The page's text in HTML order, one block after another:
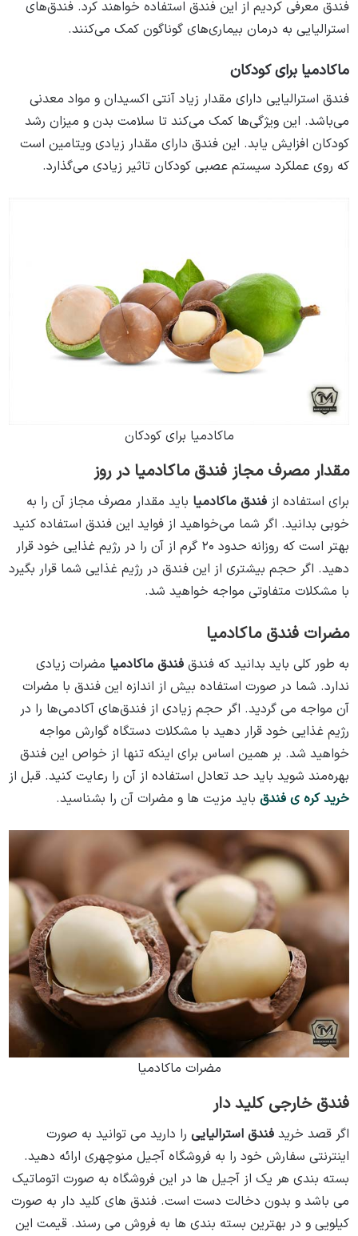
فندق معرفی کردیم از این فندق استفاده خواهند کرد. فندق‌های
استرالیایی به درمان بیماری‌های گوناگون کمک می‌کنند.
ماکادمیا برای کودکان
فندق استرالیایی دارای مقدار زیاد آنتی اکسیدان و مواد معدنی
می‌باشد. این ویژگی‌ها کمک می‌کند تا سلامت بدن و میزان رشد
کودکان افزایش یابد. این فندق دارای مقدار زیادی ویتامین است
که روی عملکرد سیستم عصبی کودکان تاثیر زیادی می‌گذارد.
ماکادمیا برای کودکان
مقدار مصرف مجاز فندق ماکادمیا در روز
برای استفاده از فندق ماکادمیا باید مقدار مصرف مجاز آن را به
خوبی بدانید. اگر شما می‌خواهید از فواید این فندق استفاده کنید
بهتر است که روزانه حدود ۲۰ گرم از آن را در رژیم غذایی خود قرار
دهید. اگر حجم بیشتری از این فندق در رژیم غذایی شما قرار بگیرد
با مشکلات متفاوتی مواجه خواهید شد.
مضرات فندق ماکادمیا
به طور کلی باید بدانید که فندق فندق ماکادمیا مضرات زیادی
ندارد. شما در صورت استفاده بیش از اندازه این فندق با مضرات
آن مواجه می‌ گردید. اگر حجم زیادی از فندق‌های آکادمی‌ها را در
رژیم غذایی خود قرار دهید با مشکلات دستگاه گوارش مواجه
خواهید شد. بر همین اساس برای اینکه تنها از خواص این فندق
بهره‌مند شوید باید حد تعادل استفاده از آن را رعایت کنید. قبل از
خرید کره ی فندق باید مزیت ها و مضرات آن را بشناسید.
مضرات ماکادمیا
فندق خارجی کلید دار
اگر قصد خرید فندق استرالیایی را دارید می توانید به صورت
اینترنتی سفارش خود را به فروشگاه آجیل منوچهری ارائه دهید.
بسته بندی هر یک از آجیل ها در این فروشگاه به صورت اتوماتیک
می باشد و بدون دخالت دست است. فندق های کلید دار به صورت
کیلویی و در بهترین بسته بندی ها به فروش می رسند. قیمت این